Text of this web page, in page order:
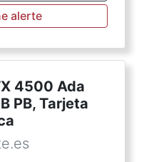
alerte
4500 Ada
PB, Tarjeta